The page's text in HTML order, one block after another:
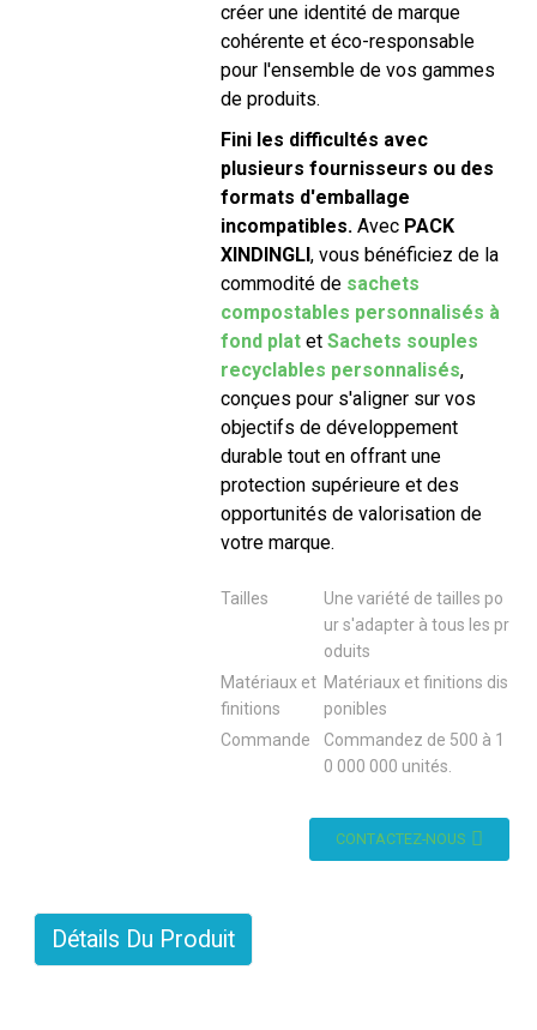
créer une identité de marque
cohérente et éco-responsable
pour l'ensemble de vos gammes
de produits.
Fini les difficultés avec
plusieurs fournisseurs ou des
formats d'emballage
incompatibles.Avec PACK
XINDINGLI, vous bénéficiez de la
commodité de sachets
compostables personnalisés à
fond platet Sachets souples
recyclables personnalisés,
conçues pour s'aligner sur vos
objectifs de développement
durable tout en offrant une
protection supérieure et des
opportunités de valorisation de
votre marque.
Tailles
Une variété de tailles po
ur s'adapter à tous les pr
oduits
Matériaux et
finitions
Matériaux et finitions dis
ponibles
Commande
Commandez de 500 à 1
0 000 000 unités.
CONTACTEZ-NOUS
Détails Du Produit